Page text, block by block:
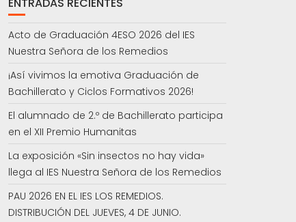
Acto de Graduación 4ESO 2026 del IES
Nuestra Señora de los Remedios
¡Así vivimos la emotiva Graduación de
Bachillerato y Ciclos Formativos 2026!
El alumnado de 2.º de Bachillerato participa
en el XII Premio Humanitas
La exposición «Sin insectos no hay vida»
llega al IES Nuestra Señora de los Remedios
PAU 2026 EN EL IES LOS REMEDIOS.
DISTRIBUCIÓN DEL JUEVES, 4 DE JUNIO.